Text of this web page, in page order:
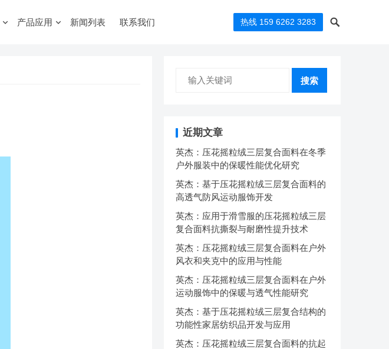
产品应用 新闻列表 联系我们 热线 159 6262 3283
搜索
近期文章
英杰：压花摇粒绒三层复合面料在冬季
户外服装中的保暖性能优化研究
英杰：基于压花摇粒绒三层复合面料的
高透气防风运动服饰开发
英杰：应用于滑雪服的压花摇粒绒三层
复合面料抗撕裂与耐磨性提升技术
英杰：压花摇粒绒三层复合面料在户外
风衣和夹克中的应用与性能
英杰：压花摇粒绒三层复合面料在户外
运动服饰中的保暖与透气性能研究
英杰：基于压花摇粒绒三层复合结构的
功能性家居纺织品开发与应用
英杰：压花摇粒绒三层复合面料的抗起